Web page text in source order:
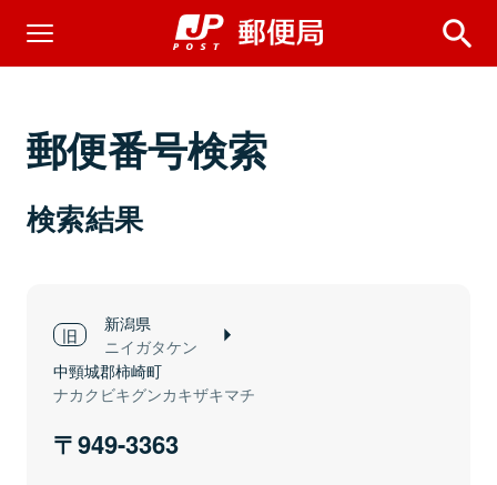
郵便番号検索
検索結果
新潟県
ニイガタケン
中頸城郡柿崎町
ナカクビキグンカキザキマチ
949-3363